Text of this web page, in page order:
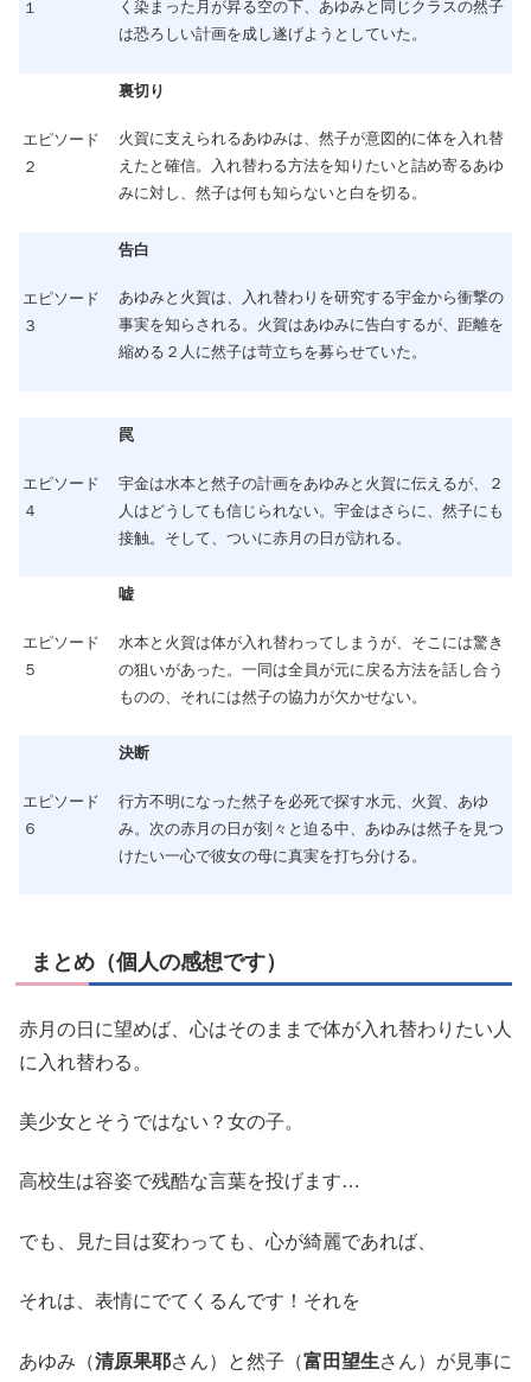
１
く染まった月が昇る空の下、あゆみと同じクラスの然子
は恐ろしい計画を成し遂げようとしていた。
エピソード
２
裏切り
火賀に支えられるあゆみは、然子が意図的に体を入れ替
えたと確信。入れ替わる方法を知りたいと詰め寄るあゆ
みに対し、然子は何も知らないと白を切る。
エピソード
３
告白
あゆみと火賀は、入れ替わりを研究する宇金から衝撃の
事実を知らされる。火賀はあゆみに告白するが、距離を
縮める２人に然子は苛立ちを募らせていた。
エピソード
４
罠
宇金は水本と然子の計画をあゆみと火賀に伝えるが、２
人はどうしても信じられない。宇金はさらに、然子にも
接触。そして、ついに赤月の日が訪れる。
エピソード
５
嘘
水本と火賀は体が入れ替わってしまうが、そこには驚き
の狙いがあった。一同は全員が元に戻る方法を話し合う
ものの、それには然子の協力が欠かせない。
エピソード
６
決断
行方不明になった然子を必死で探す水元、火賀、あゆ
み。次の赤月の日が刻々と迫る中、あゆみは然子を見つ
けたい一心で彼女の母に真実を打ち分ける。
まとめ（個人の感想です）
赤月の日に望めば、心はそのままで体が入れ替わりたい人
に入れ替わる。
美少女とそうではない？女の子。
高校生は容姿で残酷な言葉を投げます…
でも、見た目は変わっても、心が綺麗であれば、
それは、表情にでてくるんです！それを
あゆみ（清原果耶さん）と然子（富田望生さん）が見事に